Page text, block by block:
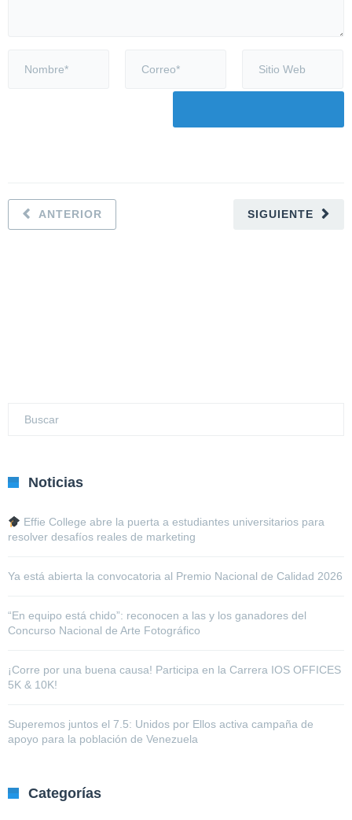
SIGUIENTE
ANTERIOR
Noticias
Effie College abre la puerta a estudiantes universitarios para
resolver desafíos reales de marketing
Ya está abierta la convocatoria al Premio Nacional de Calidad 2026
“En equipo está chido”: reconocen a las y los ganadores del
Concurso Nacional de Arte Fotográfico
¡Corre por una buena causa! Participa en la Carrera IOS OFFICES
5K & 10K!
Superemos juntos el 7.5: Unidos por Ellos activa campaña de
apoyo para la población de Venezuela
Categorías